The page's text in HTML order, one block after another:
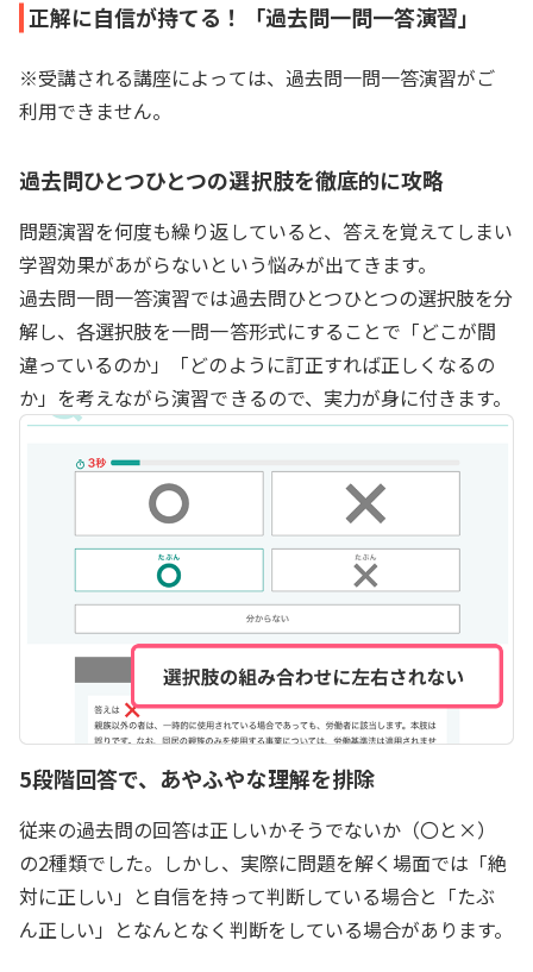
正解に自信が持てる！「過去問一問一答演習」
※受講される講座によっては、過去問一問一答演習がご
利用できません。
過去問ひとつひとつの選択肢を徹底的に攻略
問題演習を何度も繰り返していると、答えを覚えてしまい
学習効果があがらないという悩みが出てきます。
過去問一問一答演習では過去問ひとつひとつの選択肢を分
解し、各選択肢を一問一答形式にすることで「どこが間
違っているのか」「どのように訂正すれば正しくなるの
か」を考えながら演習できるので、実力が身に付きます。
5段階回答で、あやふやな理解を排除
従来の過去問の回答は正しいかそうでないか（〇と×）
の2種類でした。しかし、実際に問題を解く場面では「絶
対に正しい」と自信を持って判断している場合と「たぶ
ん正しい」となんとなく判断をしている場合があります。